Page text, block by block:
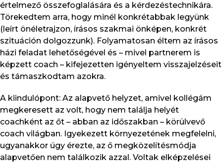
értelmező összefoglalására és a kérdezéstechnikára.
Törekedtem arra, hogy minél konkrétabbak legyünk
(leírt önéletrajzon, írásos szakmai önképen, konkrét
szituáción dolgozzunk). Folyamatosan éltem az írásos
házi feladat lehetőségével és – mivel partnerem is
képzett coach – kifejezetten igényeltem visszajelzéseit
és támaszkodtam azokra.
A kiindulópont: Az alapvető helyzet, amivel kollégám
megkeresett az volt, hogy nem találja helyét
coachként az őt – abban az időszakban – körülvevő
coach világban. Igyekezett környezetének megfelelni,
ugyanakkor úgy érezte, az ő megközelítésmódja
alapvetően nem találkozik azzal. Voltak elképzelései